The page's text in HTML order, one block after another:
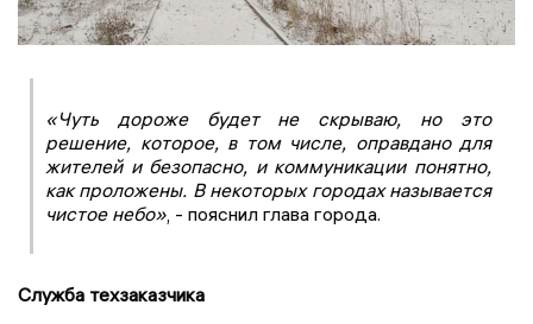
«Чуть дороже будет не скрываю, но это
решение, которое, в том числе, оправдано для
жителей и безопасно, и коммуникации понятно,
как проложены. В некоторых городах называется
чистое небо», - пояснил глава города.
Служба техзаказчика